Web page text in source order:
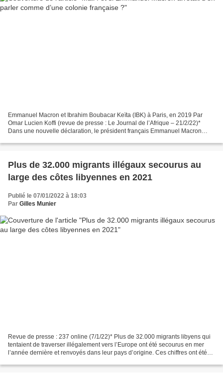
Emmanuel Macron et Ibrahim Boubacar Keïta (IBK) à Paris, en 2019 Par
Omar Lucien Koffi (revue de presse : Le Journal de l’Afrique – 21/2/22)*
Dans une nouvelle déclaration, le président français Emmanuel Macron
Plus de 32.000 migrants illégaux secourus au
large des côtes libyennes en 2021
Publié le 07/01/2022 à 18:03
Par Gilles Munier
Revue de presse : 237 online (7/1/22)* Plus de 32.000 migrants libyens qui
tentaient de traverser illégalement vers l’Europe ont été secourus en mer
l’année dernière et renvoyés dans leur pays d’origine. Ces chiffres ont été